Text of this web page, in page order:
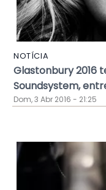
NOTÍCIA
Glastonbury 2016
Soundsystem,
Dom, 3 Abr 2016 - 21:25